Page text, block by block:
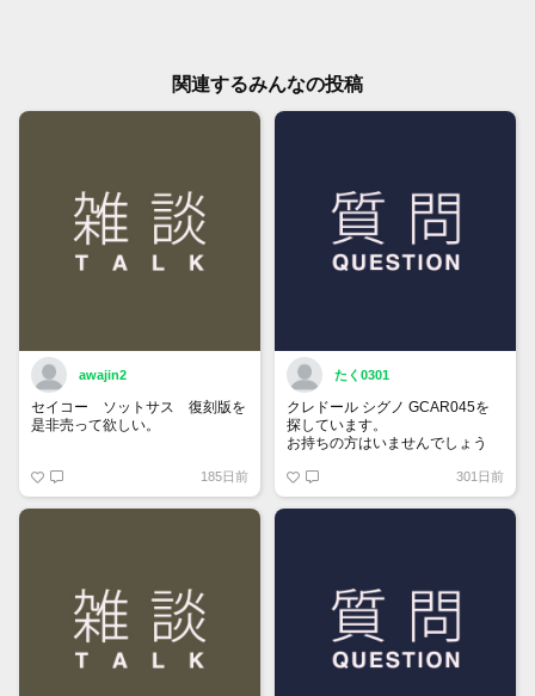
関連するみんなの投稿
awajin2
セイコー ソットサス 復刻版を
是非売って欲しい。
185日前
たく0301
クレドール シグノ GCAR045を
探しています。
お持ちの方はいませんでしょう
301日前